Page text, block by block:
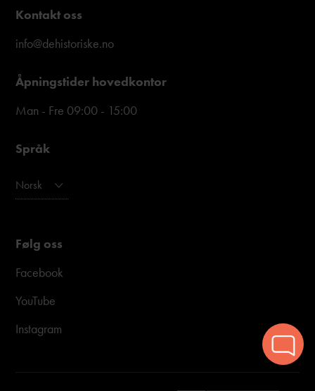
Kontakt oss
info@dehistoriske.no
Åpningstider hovedkontor
Man - Fre 09:00 - 15:00
Språk
Norsk
Følg oss
Facebook
YouTube
Instagram